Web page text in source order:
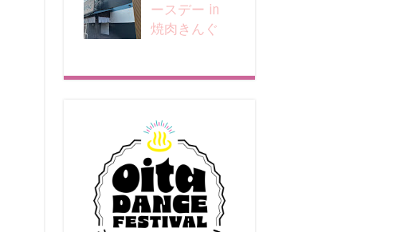
ースデー in
焼肉きんぐ